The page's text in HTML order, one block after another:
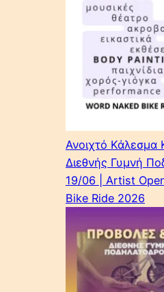
Ανοιχτό Κάλεσμα
Διεθνής Γυμνή
19/06 | Artist
Bike Ride 2026